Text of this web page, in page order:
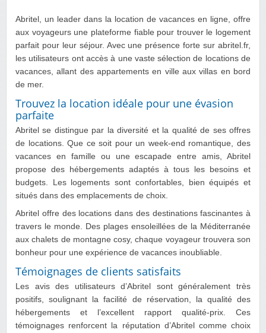
Abritel, un leader dans la location de vacances en ligne, offre
aux voyageurs une plateforme fiable pour trouver le logement
parfait pour leur séjour. Avec une présence forte sur abritel.fr,
les utilisateurs ont accès à une vaste sélection de locations de
vacances, allant des appartements en ville aux villas en bord
de mer.
Trouvez la location idéale pour une évasion
parfaite
Abritel se distingue par la diversité et la qualité de ses offres
de locations. Que ce soit pour un week-end romantique, des
vacances en famille ou une escapade entre amis, Abritel
propose des hébergements adaptés à tous les besoins et
budgets. Les logements sont confortables, bien équipés et
situés dans des emplacements de choix.
Abritel offre des locations dans des destinations fascinantes à
travers le monde. Des plages ensoleillées de la Méditerranée
aux chalets de montagne cosy, chaque voyageur trouvera son
bonheur pour une expérience de vacances inoubliable.
Témoignages de clients satisfaits
Les avis des utilisateurs d’Abritel sont généralement très
positifs, soulignant la facilité de réservation, la qualité des
hébergements et l’excellent rapport qualité-prix. Ces
témoignages renforcent la réputation d’Abritel comme choix